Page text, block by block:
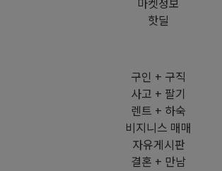
핫딜
구인 + 구직
사고 + 팔기
렌트 + 하숙
비지니스 매매
자유게시판
결혼 + 만남